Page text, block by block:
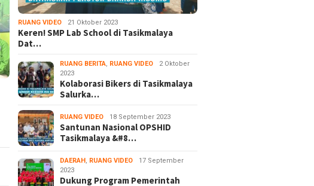
RUANG VIDEO 21 Oktober 2023
Keren! SMP Lab School di Tasikmalaya
Dat…
RUANG BERITA, RUANG VIDEO
2 Oktober
2023
Kolaborasi Bikers di Tasikmalaya
Salurka…
RUANG VIDEO 18 September 2023
Santunan Nasional OPSHID
Tasikmalaya &#8…
DAERAH , RUANG VIDEO
17 September
2023
Dukung Program Pemerintah